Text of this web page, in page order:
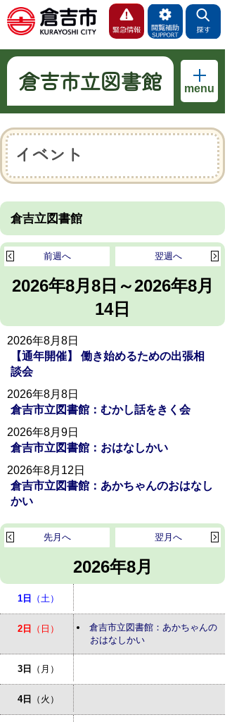
倉吉市立図書館 menu
イベント
倉吉立図書館
2026年8月8日～2026年8月
14日
翌週へ
前週へ
2026年8月8日
【通年開催】 働き始めるための出張相
談会
2026年8月8日
倉吉市立図書館：むかし話をきく会
2026年8月9日
倉吉市立図書館：おはなしかい
2026年8月12日
倉吉市立図書館：あかちゃんのおはなし
かい
2026年8月
翌月へ
先月へ
1日 （土）
2日 （日）
倉吉市立図書館：あかちゃんの
おはなしかい
3日 （月）
4日 （火）